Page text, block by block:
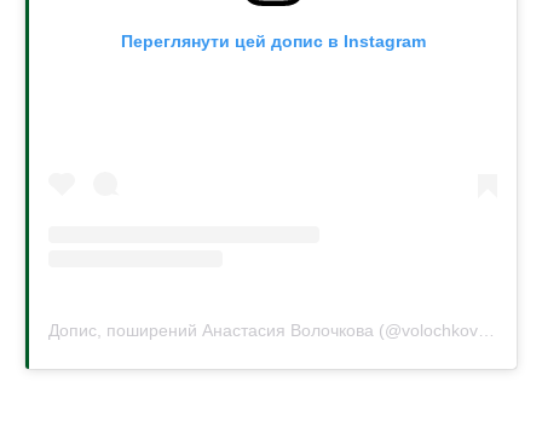
Переглянути цей допис в Instagram